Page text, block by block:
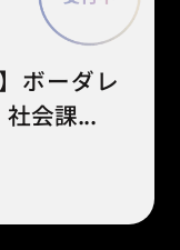
ボーダレ
社会課...